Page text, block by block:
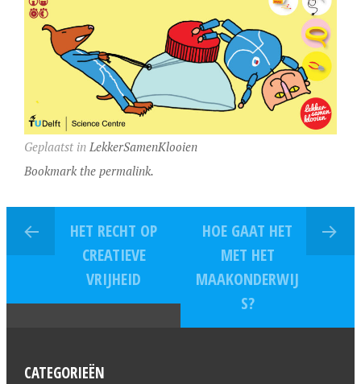
Geplaatst in LekkerSamenKlooien
Bookmark the permalink.
HET RECHT OP
CREATIEVE
VRIJHEID
HOE GAAT HET
MET HET
MAAKONDERWIJ
S?
CATEGORIEËN